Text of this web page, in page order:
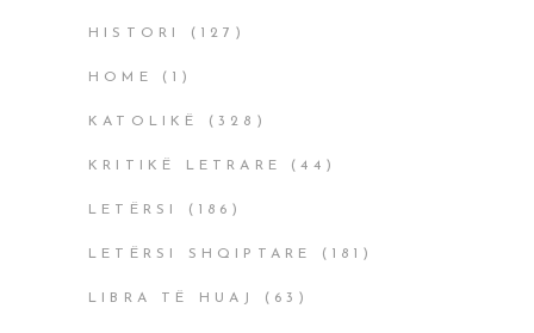
HISTORI (127)
HOME (1)
KATOLIKË (328)
KRITIKË LETRARE (44)
LETËRSI (186)
LETËRSI SHQIPTARE (181)
LIBRA TË HUAJ (63)